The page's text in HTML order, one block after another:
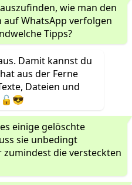
wie man den
WhatsApp verfolgen
Tipps?
Damit kannst du
aus der Ferne
Dateien und
🔓😎
einige gelöschte
sie unbedingt
die versteckten